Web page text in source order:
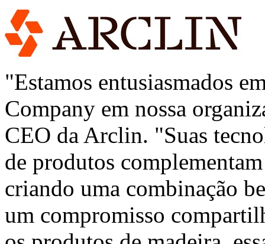
"Estamos entusiasmados
Company em nossa
CEO da Arclin. "Suas
de produtos
criando uma combinação
um compromisso